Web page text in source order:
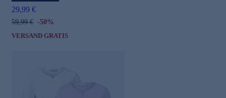
29,99 €
59,99 € -50%
VERSAND GRATIS